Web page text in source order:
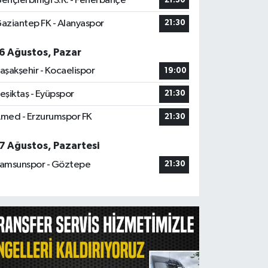
FK - Alanyaspor 21:30
Ağustos, Pazar
- Kocaelispor
19:00
- Eyüpspor 21:30
- Erzurumspor FK 21:30
Ağustos, Pazartesi
- Göztepe
21:30